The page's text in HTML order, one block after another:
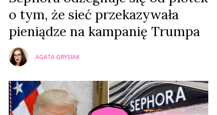
o tym, że sieć przekazywała
pieniądze na kampanię Trumpa
AGATA GRYSIAK